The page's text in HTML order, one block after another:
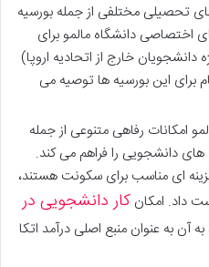
تحصیلی مختلفی از جمله بورسیه
اختصاصی دانشگاه مالمو برای
دانشجویان خارج از اتحادیه اروپا)
برای این بورسیه ها توصیه می
امکانات رفاهی متنوعی از جمله
های دانشجویی را فراهم می کند.
ای مناسب برای سکونت هستند،
داد. امکان کار دانشجویی در
به آن به عنوان منبع اصلی درآمد اتکا